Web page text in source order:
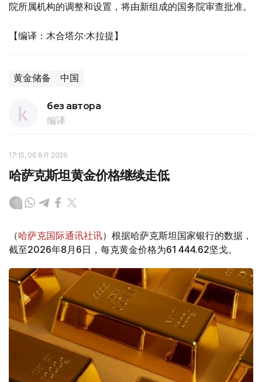
院所属机构的调整和设置，将由新组成的国务院审查批准。
【编译：木合塔尔·木拉提】
黄金储备 中国
без автора
编译
17:15, 06 8月 2026
哈萨克斯坦黄金价格继续走低
（哈萨克国际通讯社讯）根据哈萨克斯坦国家银行的数据，
截至2026年8月6日，每克黄金价格为61 444.62坚戈。